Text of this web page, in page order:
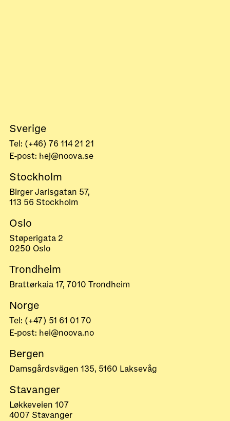
Sverige
Tel: (+46) 76 114 21 21
E-post: hej@noova.se
Stockholm
Birger Jarlsgatan 57,
113 56 Stockholm
Oslo
Støperigata 2
0250 Oslo
Trondheim
Brattørkaia 17, 7010 Trondheim
Norge
Tel: (+47) 51 61 01 70
E-post: hei@noova.no
Bergen
Damsgårdsvägen 135, 5160 Laksevåg
Stavanger
Løkkeveien 107
4007 Stavanger